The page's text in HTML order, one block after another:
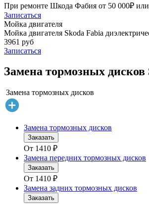
При ремонте Шкода Фабия от 50 000₽ или
Записаться
Мойка двигателя
Мойка двигателя Skoda Fabia
3961 руб
Записаться
Замена тормозных дисков
Замена тормозных дисков
Замена тормозных дисков
Заказать
От 1410 ₽
Замена передних тормозных дисков
Заказать
От 1410 ₽
Замена задних тормозных дисков
Заказать